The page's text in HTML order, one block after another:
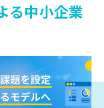
る中小企業